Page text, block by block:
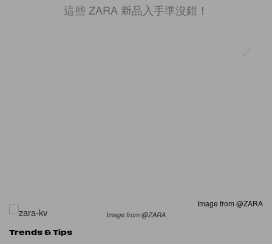
這些 ZARA 新品入手準沒錯！
Image from @ZARA
Image from @ZARA
Trends & Tips